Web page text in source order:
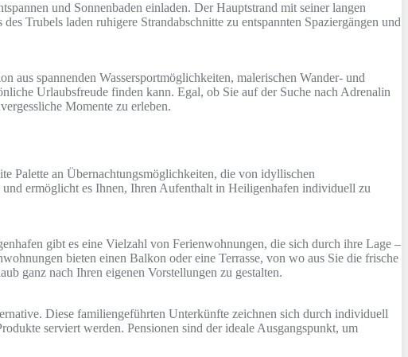
und Sonnenbaden einladen. Der Hauptstrand mit seiner langen
Trubels laden ruhigere Strandabschnitte zu entspannten Spaziergängen und
spannenden Wassersportmöglichkeiten, malerischen Wander- und
Urlaubsfreude finden kann. Egal, ob Sie auf der Suche nach Adrenalin
Momente zu erleben.
Palette an Übernachtungsmöglichkeiten, die von idyllischen
ermöglicht es Ihnen, Ihren Aufenthalt in Heiligenhafen individuell zu
gibt es eine Vielzahl von Ferienwohnungen, die sich durch ihre Lage –
bieten einen Balkon oder eine Terrasse, von wo aus Sie die frische
ganz nach Ihren eigenen Vorstellungen zu gestalten.
Diese familiengeführten Unterkünfte zeichnen sich durch individuell
serviert werden. Pensionen sind der ideale Ausgangspunkt, um